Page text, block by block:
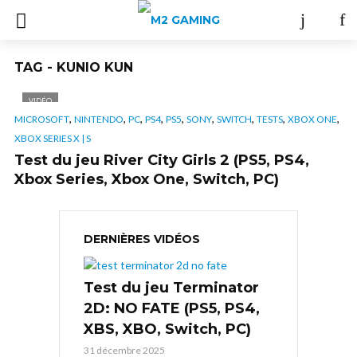
TAG - KUNIO KUN
VIDÉO
MICROSOFT, NINTENDO, PC, PS4, PS5, SONY, SWITCH, TESTS, XBOX ONE,
XBOX SERIES X | S
Test du jeu River City Girls 2 (PS5, PS4,
Xbox Series, Xbox One, Switch, PC)
DERNIÈRES VIDÉOS
Test du jeu Terminator
2D: NO FATE (PS5, PS4,
XBS, XBO, Switch, PC)
31 décembre 2025